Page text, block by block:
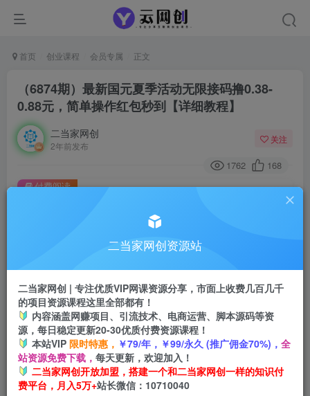
首页 创业课程 会员专属 正文
（6874期）最新国元夏季活动无限接码撸0.38-
0.88元，简单操作红包秒到【详细教程】
二当家网创
2年前发布
关注
1762 168
此内容为付费阅读，请付费后查看
会员专属资源
会员免费
开通会员
付费阅读
二当家网创资源站
二当家网创 | 专注优质VIP网课资源分享，市面上收费几百几千
的项目资源课程这里全部都有！
内容涵盖网赚项目、引流技术、电商运营、脚本源码等资
源，每日稳定更新20-30优质付费资源课程！
本站VIP 限时特惠， ￥79/年，￥99/永久 (推广佣金70%)， 全
站资源免费下载， 每天更新，欢迎加入！
二当家网创开放加盟，搭建一个和二当家网创一样的知识付
费平台，月入5万+站长微信：10710040